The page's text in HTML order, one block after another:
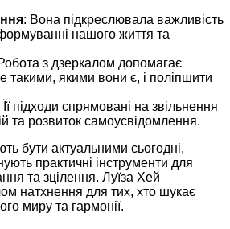
: Вона підкреслювала важливість
нашого життя та
з дзеркалом допомагає
такими, якими вони є, і поліпшити
Її підходи спрямовані на звільнення
та розвиток самоусвідомлення.
бути актуальними сьогодні,
практичні інструменти для
та зцілення. Луїза Хей
натхнення для тих, хто шукає
миру та гармонії.